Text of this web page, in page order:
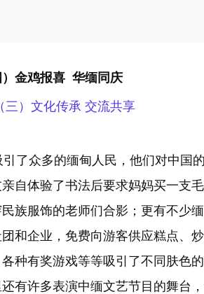
）金鸡报喜 华缅同庆
三）文化传承 交流共享
了众多的缅甸人民，他们对中国
自体验了书法后要求妈妈买一支
族服饰的老师们合影；更有不少
和企业，免费向游客供应糕点、
种有奖游戏等等吸引了不同肤色
有许多表演中缅文艺节目的舞台